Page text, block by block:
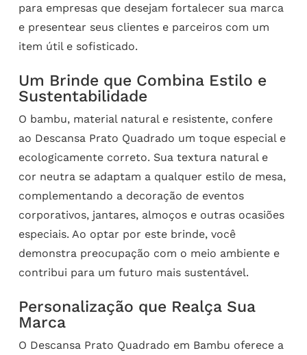
para empresas que desejam fortalecer sua marca
e presentear seus clientes e parceiros com um
item útil e sofisticado.
Um Brinde que Combina Estilo e
Sustentabilidade
O bambu, material natural e resistente, confere
ao Descansa Prato Quadrado um toque especial e
ecologicamente correto. Sua textura natural e
cor neutra se adaptam a qualquer estilo de mesa,
complementando a decoração de eventos
corporativos, jantares, almoços e outras ocasiões
especiais. Ao optar por este brinde, você
demonstra preocupação com o meio ambiente e
contribui para um futuro mais sustentável.
Personalização que Realça Sua
Marca
O Descansa Prato Quadrado em Bambu oferece a